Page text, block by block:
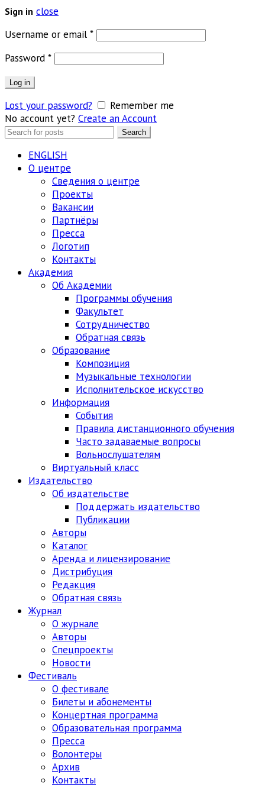
Sign in close
Username or email *Обязательно
Password *Обязательно
Log in
Lost your password?
Remember me
No account yet? Create an Account
Search
Search
ENGLISH
О центре
Сведения о центре
Проекты
Вакансии
Партнёры
Пресса
Логотип
Контакты
Академия
Об Академии
Программы обучения
Факультет
Сотрудничество
Обратная связь
Образование
Композиция
Музыкальные технологии
Исполнительское искусство
Информация
События
Правила дистанционного обучения
Часто задаваемые вопросы
Вольнослушателям
Виртуальный класс
Издательство
Об издательстве
Поддержать издательство
Публикации
Авторы
Каталог
Аренда и лицензирование
Дистрибуция
Редакция
Обратная связь
Журнал
О журнале
Авторы
Спецпроекты
Новости
Фестиваль
О фестивале
Билеты и абонементы
Концертная программа
Образовательная программа
Пресса
Волонтеры
Архив
Контакты